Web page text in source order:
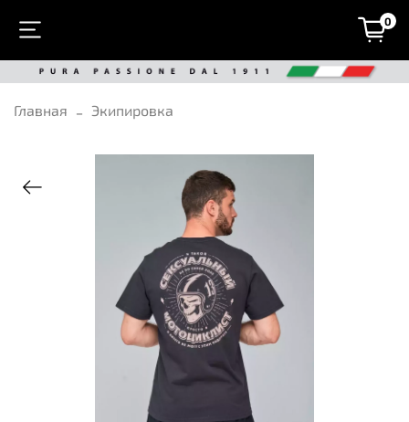
0
Главная Экипировка